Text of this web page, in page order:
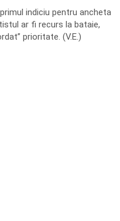
indiciu pentru ancheta
ar fi recurs la bataie,
prioritate. (V.E.)